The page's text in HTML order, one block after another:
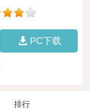
PC下载
排行